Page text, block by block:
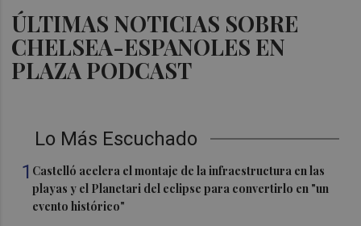
ÚLTIMAS NOTICIAS SOBRE
CHELSEA-ESPANOLES EN
PLAZA PODCAST
Lo Más Escuchado
1 Castelló acelera el montaje de la infraestructura en las
playas y el Planetari del eclipse para convertirlo en "un
evento histórico"